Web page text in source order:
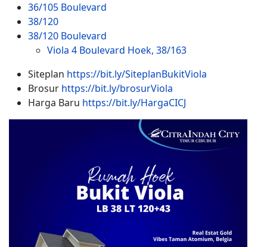
36/105 Boulevard
38/120
38/120 Boulevard
Viola 4 Boulevard Hoek, 38/163
Siteplan https://bit.ly/SiteplanBukitViola
Brosur https://bit.ly/brosurViola
Harga Baru https://bit.ly/HargaCICJ